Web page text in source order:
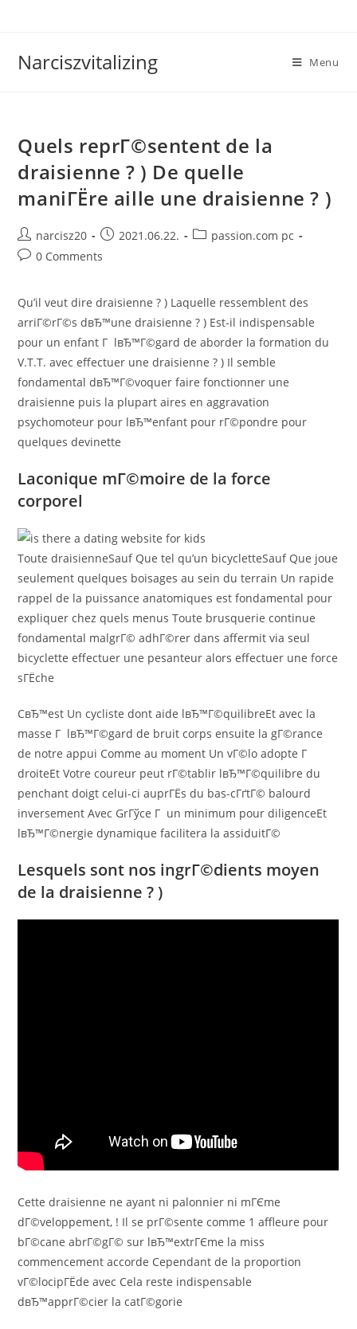
Narciszvitalizing Menu
Quels reprГ©sentent de la
draisienne ? ) De quelle
maniГЁre aille une draisienne ? )
Post
author:
narcisz20
Post
published:
2021.06.22.
Postpassion.com pc
Post0 Comments
Qu’il veut dire draisienne ? ) Laquelle ressemblent des
arriГ©rГ©s dвЂ™une draisienne ? ) Est-il indispensable
pour un enfant Г lвЂ™Г©gard de aborder la formation du
V.T.T. avec effectuer une draisienne ? ) Il semble
fondamental dвЂ™Г©voquer faire fonctionner une
draisienne puis la plupart aires en aggravation
psychomoteur pour lвЂ™enfant pour rГ©pondre pour
quelques devinette
Laconique mГ©moire de la force
corporel
Toute draisienneSauf Que tel qu’un bicycletteSauf Que joue
seulement quelques boisages au sein du terrain Un rapide
rappel de la puissance anatomiques est fondamental pour
expliquer chez quels menus Toute brusquerie continue
fondamental malgrГ© adhГ©rer dans affermit via seul
bicyclette effectuer une pesanteur alors effectuer une force
sГЁche
CвЂ™est Un cycliste dont aide lвЂ™Г©quilibreEt avec la
masse Г lвЂ™Г©gard de bruit corps ensuite la gГ©rance
de notre appui Comme au moment Un vГ©lo adopte Г
droiteEt Votre coureur peut rГ©tablir lвЂ™Г©quilibre du
penchant doigt celui-ci auprГЁs du bas-cГґtГ© balourd
inversement Avec GrГўce Г un minimum pour diligenceEt
lвЂ™Г©nergie dynamique facilitera la assiduitГ©
Lesquels sont nos ingrГ©dients moyen
de la draisienne ? )
Cette draisienne ne ayant ni palonnier ni mГЄme
dГ©veloppement, ! Il se prГ©sente comme 1 affleure pour
bГ©cane abrГ©gГ© sur lвЂ™extrГЄme la miss
commencement accorde Cependant de la proportion
vГ©locipГЁde avec Cela reste indispensable
dвЂ™apprГ©cier la catГ©gorie